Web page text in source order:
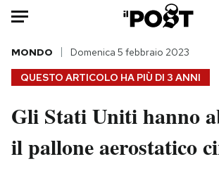
Auto
HOME
Italia
Politica
Moda
QUESTO ARTICOLO HA PIÙ DI 3 ANNI
MONDO Domenica 5 febbraio 2023
Gli Stati Uniti hanno
il pallone aerostatico